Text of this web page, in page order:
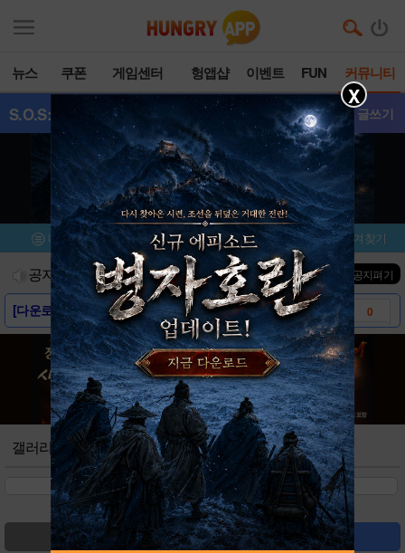
뉴스 쿠폰 게임센터 헝앱샵 이벤트 FUN 커뮤니티
S.O.S:스테이트 - 갤러리 글쓰기
메뉴 이벤트/미션 설치/평가 즐겨찾기
공지사항 진행중인 이벤트0건 ▼ 공지펴기
[다운로드링크] - 스테이트 오브 서바이벌 0
[스크린샷] - 스테이트 오브 서바이벌
[게임소개] - 스테이트 오브 서바이벌
갤러리
검색 글쓰기
X